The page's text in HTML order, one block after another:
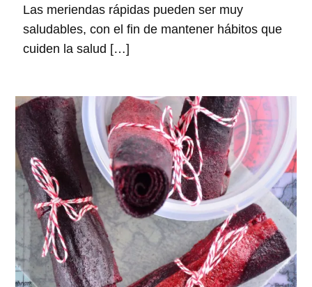
Las meriendas rápidas pueden ser muy
saludables, con el fin de mantener hábitos que
cuiden la salud […]